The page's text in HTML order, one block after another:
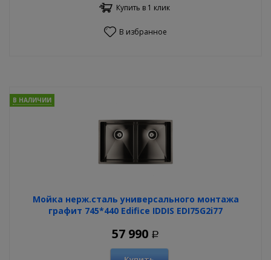
Купить в 1 клик
В избранное
Мойка нерж.сталь универсального монтажа
графит 745*440 Edifice IDDIS EDI75G2i77
В НАЛИЧИИ
57 990 Р